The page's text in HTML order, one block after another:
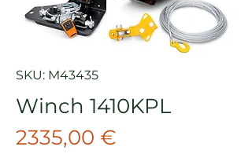
SKU: M43435
Winch 1410KPL
2335,00 €